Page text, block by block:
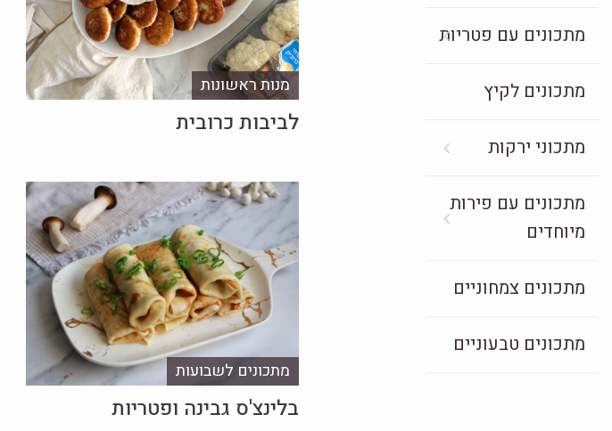
מתכונים עם פטריות
מתכונים לקיץ
מתכוני ירקות
מתכונים עם פירות
מיוחדים
מתכונים צמחוניים
מתכונים טבעוניים
מנות ראשונות
לביבות כרובית
מתכונים לשבועות
בלינצ'ס גבינה ופטריות